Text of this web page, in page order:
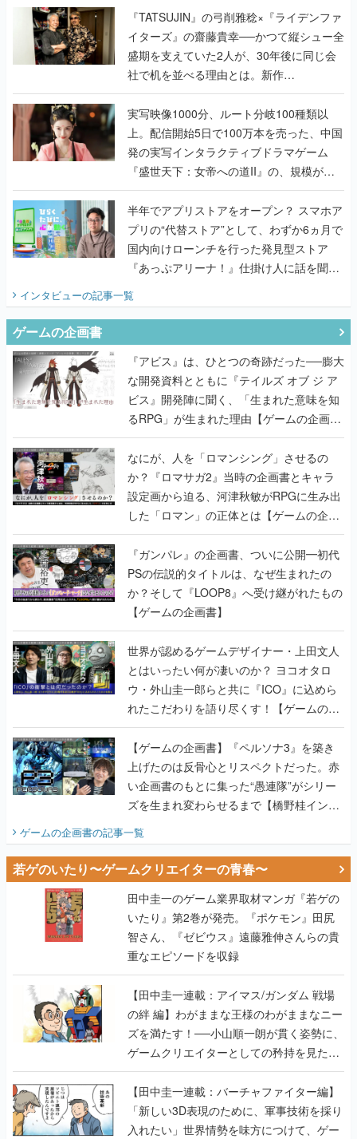
く
『TATSUJIN』の弓削雅稔×『ライデンファ
イターズ』の齋藤貴幸──かつて縦シュー全
盛期を支えていた2人が、30年後に同じ会
社で机を並べる理由とは。新作
『TATSUJIN EXTREME』で初タッグを組
んだレジェンド2人に訊く開発秘話
実写映像1000分、ルート分岐100種類以
上。配信開始5日で100万本を売った、中国
発の実写インタラクティブドラマゲーム
『盛世天下：女帝への道II』の、規模が違
うこだわりをプロデューサーに聞いた
半年でアプリストアをオープン？ スマホア
プリの“代替ストア”として、わずか6ヵ月で
国内向けローンチを行った発見型ストア
『あっぷアリーナ！』仕掛け人に話を聞い
てみた
インタビューの記事一覧
ゲームの企画書
『アビス』は、ひとつの奇跡だった──膨大
な開発資料とともに『テイルズ オブ ジ ア
ビス』開発陣に聞く、「生まれた意味を知
るRPG」が生まれた理由【ゲームの企画
書】
なにが、人を「ロマンシング」させるの
か？『ロマサガ2』当時の企画書とキャラ
設定画から迫る、河津秋敏がRPGに生み出
した「ロマン」の正体とは【ゲームの企画
書】
『ガンパレ』の企画書、ついに公開━初代
PSの伝説的タイトルは、なぜ生まれたの
か？そして『LOOP8』へ受け継がれたもの
【ゲームの企画書】
世界が認めるゲームデザイナー・上田文人
とはいったい何が凄いのか？ ヨコオタロ
ウ・外山圭一郎らと共に『ICO』に込めら
れたこだわりを語り尽くす！【ゲームの企
画書】
【ゲームの企画書】『ペルソナ3』を築き
上げたのは反骨心とリスペクトだった。赤
い企画書のもとに集った“愚連隊”がシリー
ズを生まれ変わらせるまで【橋野桂インタ
ビュー】
ゲームの企画書の記事一覧
若ゲのいたり〜ゲームクリエイターの青春〜
田中圭一のゲーム業界取材マンガ『若ゲの
いたり』第2巻が発売。『ポケモン』田尻
智さん、『ゼビウス』遠藤雅伸さんらの貴
重なエピソードを収録
【田中圭一連載：アイマス/ガンダム 戦場
の絆 編】わがままな王様のわがままなニー
ズを満たす！──小山順一朗が貫く姿勢に、
ゲームクリエイターとしての矜持を見た
【若ゲのいたり最終回】
【田中圭一連載：バーチャファイター編】
「新しい3D表現のために、軍事技術を採り
入れたい」世界情勢を味方につけて、ゲー